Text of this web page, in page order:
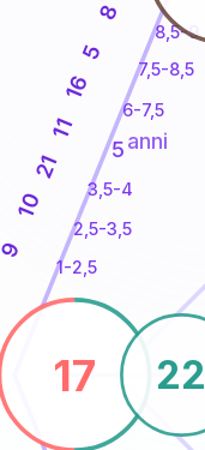
1-2,5
2,5-3,5
3,5-4
6-7,5
7,5-8,5
8,5-9
9
10
21
11
16
5
8
17 22
5anni